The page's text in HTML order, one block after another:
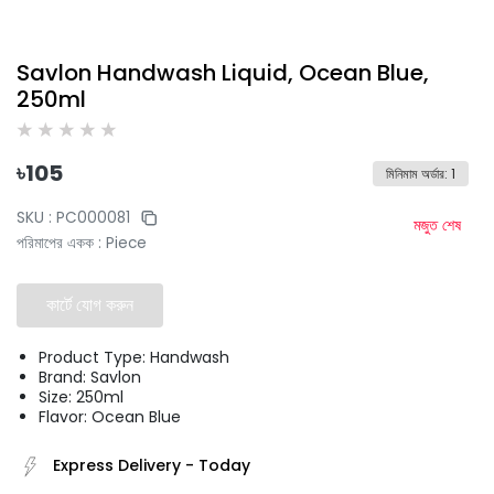
Savlon Handwash Liquid, Ocean Blue,
250ml
৳105 মিনিমাম অর্ডার: 1
SKU : PC000081
পরিমাপের একক : Piece
মজুত শেষ
কার্টে যোগ করুন
Product Type: Handwash
Brand: Savlon
Size: 250ml
Flavor: Ocean Blue
Express Delivery - Today